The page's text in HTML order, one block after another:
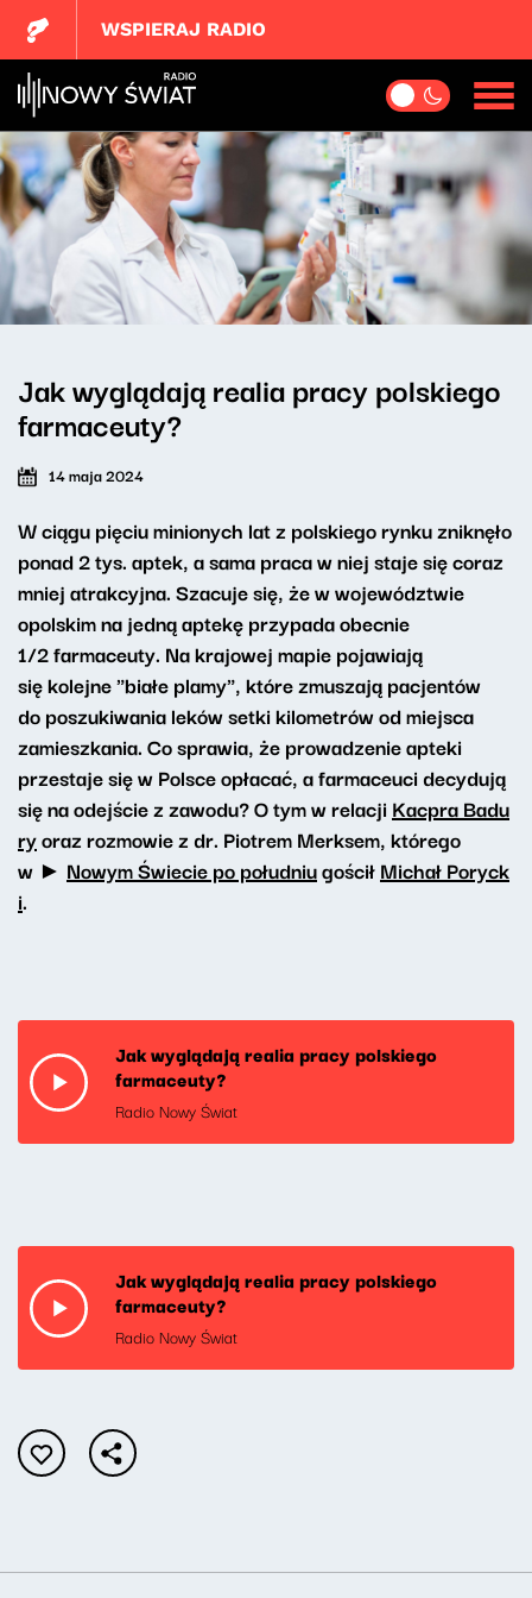
WSPIERAJ RADIO
Jak wyglądają realia pracy polskiego
farmaceuty?
14 maja 2024
W ciągu pięciu minionych lat z polskiego rynku zniknęło
ponad 2 tys. aptek, a sama praca w niej staje się coraz
mniej atrakcyjna. Szacuje się, że w województwie
opolskim na jedną aptekę przypada obecnie
1/2 farmaceuty. Na krajowej mapie pojawiają
się kolejne "białe plamy", które zmuszają pacjentów
do poszukiwania leków setki kilometrów od miejsca
zamieszkania. Co sprawia, że prowadzenie apteki
przestaje się w Polsce opłacać, a farmaceuci decydują
się na odejście z zawodu? O tym w relacji Kacpra Badu
ryoraz rozmowie z dr. Piotrem Merksem, którego
w ► Nowym Świecie po południugościłMichał Poryck
i.
Jak wyglądają realia pracy polskiego
farmaceuty?
Radio Nowy Świat
Jak wyglądają realia pracy polskiego
farmaceuty?
Radio Nowy Świat